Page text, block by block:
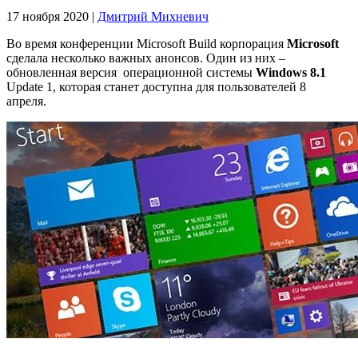
17 ноября 2020 | Дмитрий Михневич
Во время конференции Microsoft Build корпорация Microsoft
сделала несколько важных анонсов. Один из них –
обновленная версия операционной системы Windows 8.1
Update 1, которая станет доступна для пользователей 8
апреля.